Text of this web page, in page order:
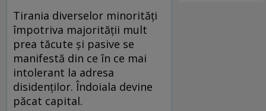
Tirania diverselor minorități
împotriva majorității mult
prea tăcute și pasive se
manifestă din ce în ce mai
intolerant la adresa
disidenților. Îndoiala devine
păcat capital.